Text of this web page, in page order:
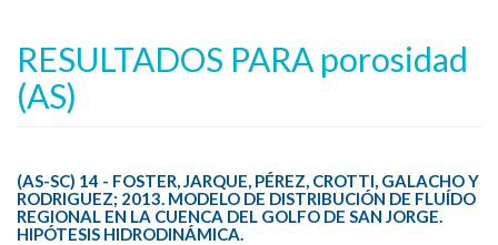
RESULTADOS PARA porosidad
(AS)
(AS-SC) 14 - FOSTER, JARQUE, PÉREZ, CROTTI, GALACHO Y
RODRIGUEZ; 2013. MODELO DE DISTRIBUCIÓN DE FLUÍDO
REGIONAL EN LA CUENCA DEL GOLFO DE SAN JORGE.
HIPÓTESIS HIDRODINÁMICA.